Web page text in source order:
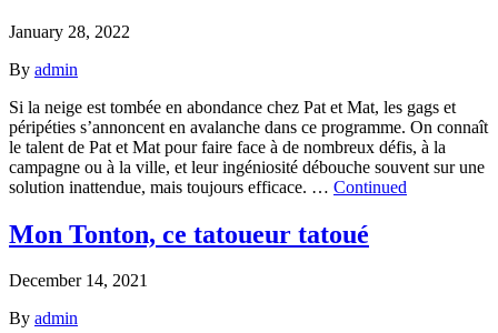
January 28, 2022
By admin
Si la neige est tombée en abondance chez Pat et Mat, les gags et
péripéties s’annoncent en avalanche dans ce programme. On connaît
le talent de Pat et Mat pour faire face à de nombreux défis, à la
campagne ou à la ville, et leur ingéniosité débouche souvent sur une
solution inattendue, mais toujours efficace. … Continued
Mon Tonton, ce tatoueur tatoué
December 14, 2021
By admin